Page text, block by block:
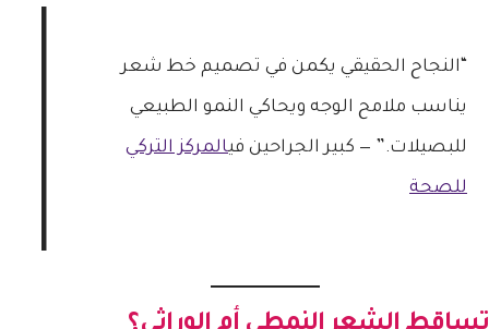
“النجاح الحقيقي يكمن في تصميم خط شعر
يناسب ملامح الوجه ويحاكي النمو الطبيعي
للبصيلات.” — كبير الجراحين فيالمركز التركي
للصحة